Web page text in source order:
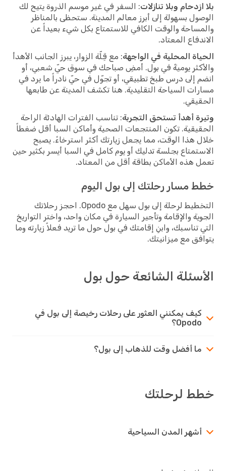
بلا ازدحام وبلا تنازلات: السفر في غير موسم الذروة يتيح لك
الوصول بسهولة إلى أبرز معالم المدينة. ستحظى بالمناظر
والمساحة والوقت الكافي للاستمتاع بكل شيء بعيداً عن
الاندفاع المعتاد.
الحياة المحلية في الواجهة: مع قِلّة الزوار، يبرز الجانب الأهدأ
والأكثر يوميةً في بول. أمضِ صباحك في سوق حيّ شعبي، أو
انضم إلى درس طبخ تطبيقي، أو تجوّل في حيّ نادراً ما يرد في
مسارات السياحة التقليدية. هنا تكشف المدينة عن طابعها
الحقيقي.
وتيرة أهدأ تستحق التجربة: تناسب الفترات الهادئة الراحة
الحقيقية. تكون المنتجعات الصحية وأماكن السبا أقل ضغطاً
خلال هذا الوقت، مما يجعل زيارتك أكثر استرخاءً. يصبح
الاستمتاع بجلسة تدليك أو يوم كامل في السبا أيسر بكثير حين
تعمل هذه الأماكن بطاقة أقل من المعتاد.
خطط مسار رحلتك إلى بول اليوم
التخطيط لرحلة إلى بول سهل مع Opodo. احجز رحلاتك
الجوية والإقامة وتأجير السيارة في مكان واحد، واختر التواريخ
التي تناسبك، وابنِ إقامتك في بول حول ما تريد فعلاً زيارته وما
يتوافق مع ميزانيتك.
الأسئلة الشائعة حول بول
كيف يمكنني العثور على رحلات رخيصة إلى بول في
Opodo؟
ما أفضل وقت للذهاب إلى بول؟
خطط لرحلتك
أشهر المدن السياحية